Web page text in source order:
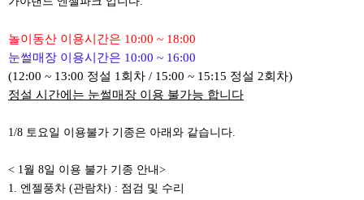
놀이동산 이용시간은 10:00 ~ 18:00
눈썰매장 이용시간은 10:00 ~ 16:00
(12:00 ~ 13:00 정설 1회차 / 15:00 ~ 15:15 정설 2회차)
정설 시간에는 눈썰매장 이용 불가능 합니다
1/8 토요일 이용불가 기종은 아래와 같습니다.
< 1월 8일 이용 불가 기종 안내>
1. 엔젤풍차 (관람차) : 점검 및 수리